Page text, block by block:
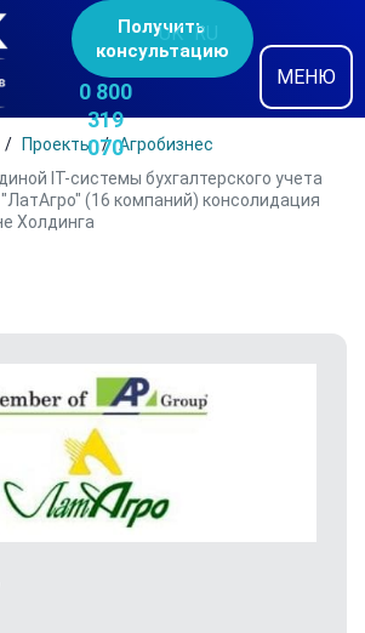
Получить
консультацию
0 800
319
070
UK RU
МЕНЮ
Проекты
Агробизнес
IT-системы бухгалтерского учета
(16 компаний) консолидация
Холдинга